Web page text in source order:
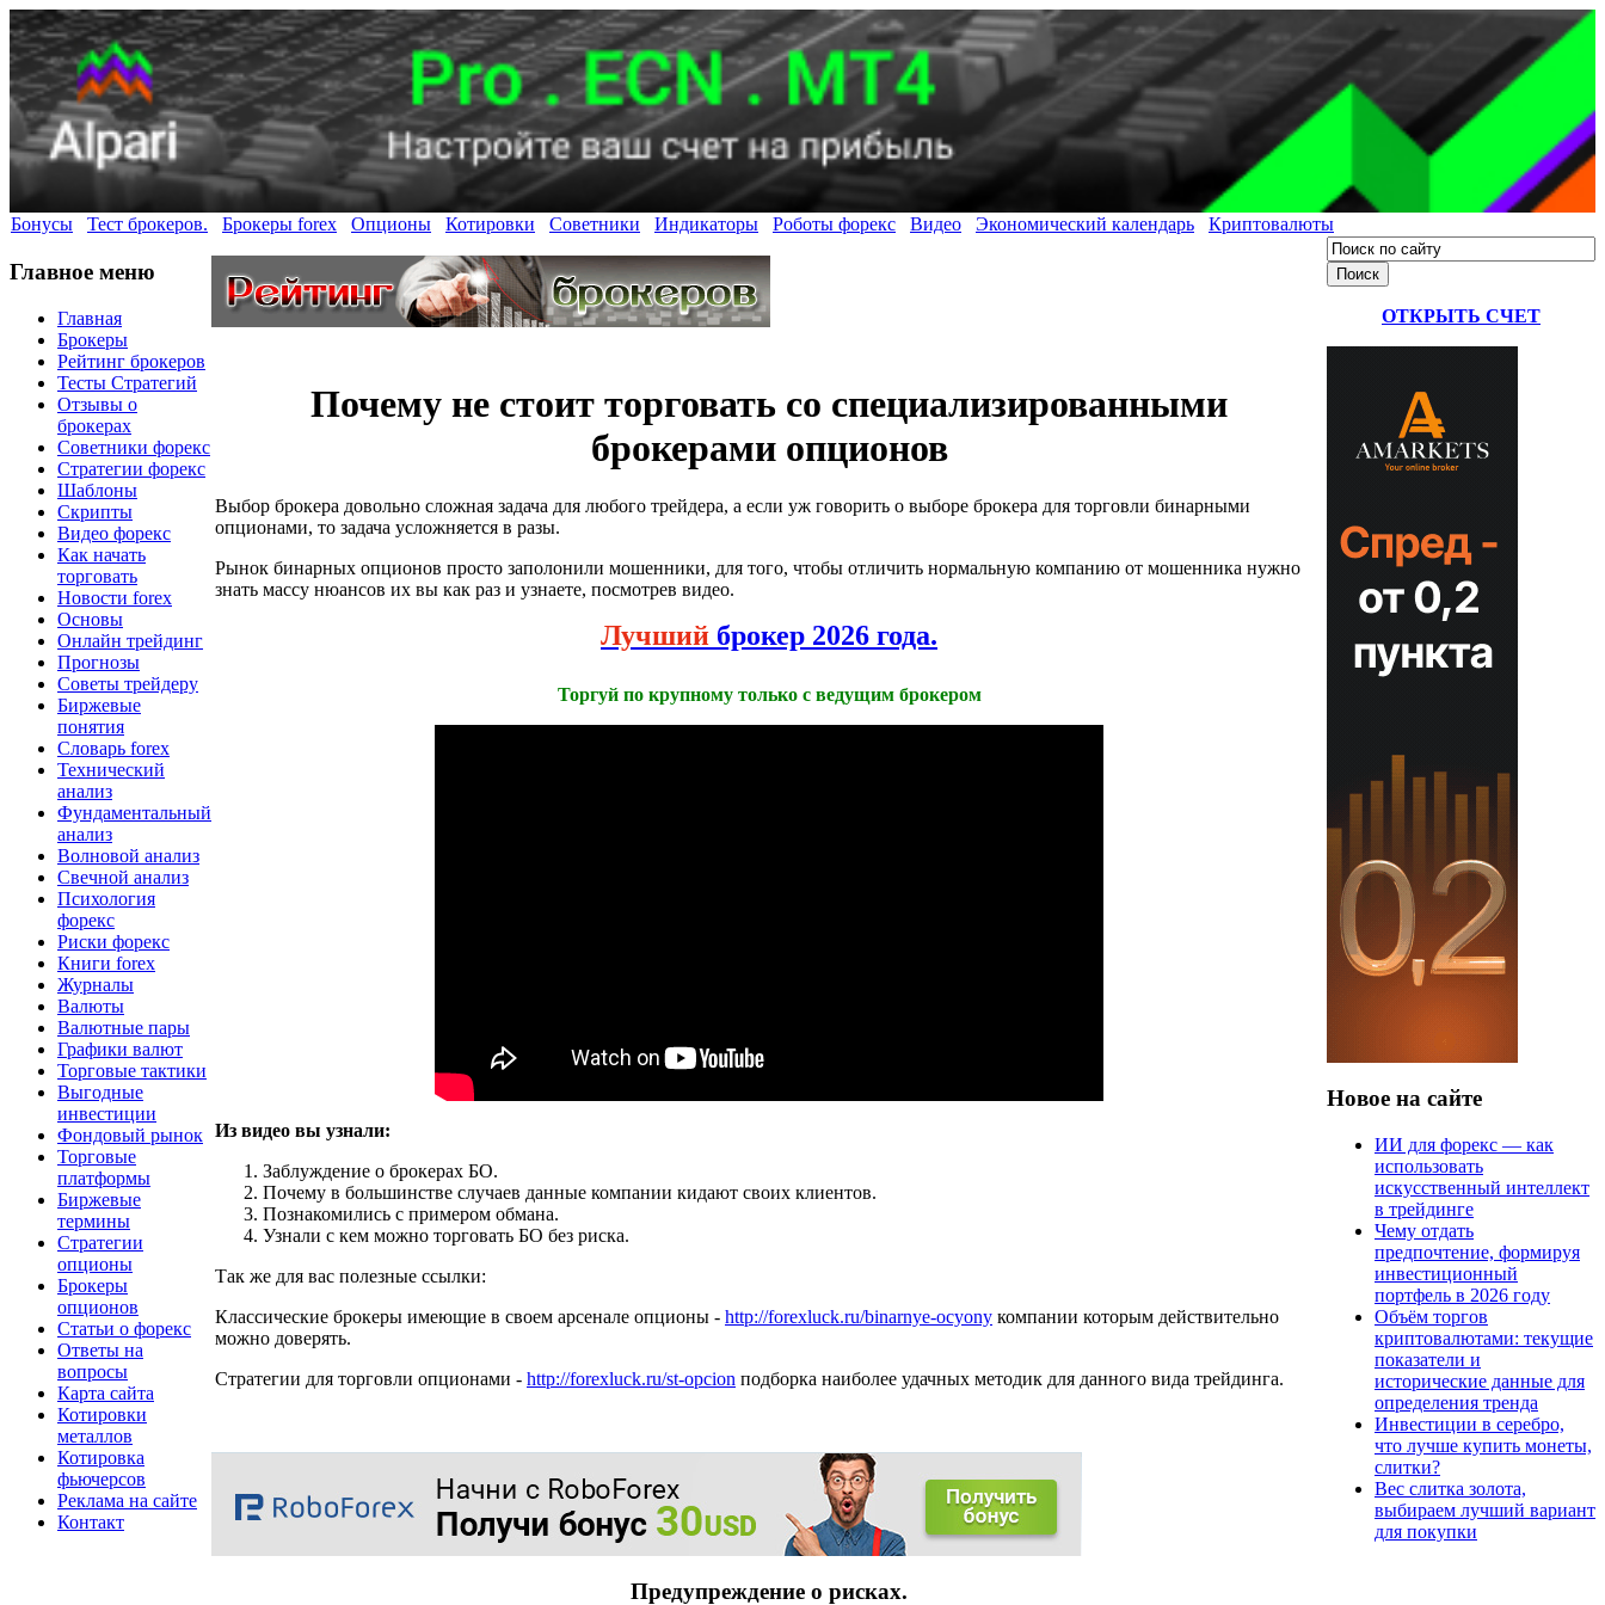
Бонусы Тест брокеров. Брокеры forex Опционы Котировки Советники Индикаторы Роботы форекс Видео Экономический календарь Криптовалюты
Главное меню
Главная
Брокеры
Рейтинг брокеров
Тесты Стратегий
Отзывы о
брокерах
Советники форекс
Стратегии форекс
Шаблоны
Скрипты
Видео форекс
Как начать
торговать
Новости forex
Основы
Онлайн трейдинг
Прогнозы
Советы трейдеру
Биржевые
понятия
Словарь forex
Технический
анализ
Фундаментальный
анализ
Волновой анализ
Свечной анализ
Психология
форекс
Риски форекс
Книги forex
Журналы
Валюты
Валютные пары
Графики валют
Торговые тактики
Выгодные
инвестиции
Фондовый рынок
Торговые
платформы
Биржевые
термины
Стратегии
опционы
Брокеры
опционов
Статьи о форекс
Ответы на
вопросы
Карта сайта
Котировки
металлов
Котировка
фьючерсов
Реклама на сайте
Контакт
Почему не стоит торговать со специализированными
брокерами опционов
Выбор брокера довольно сложная задача для любого трейдера, а если уж говорить о выборе брокера для торговли бинарными
опционами, то задача усложняется в разы.
Рынок бинарных опционов просто заполонили мошенники, для того, чтобы отличить нормальную компанию от мошенника нужно
знать массу нюансов их вы как раз и узнаете, посмотрев видео.
Лучший брокер 2026 года.
Торгуй по крупному только с ведущим брокером
Из видео вы узнали:
Заблуждение о брокерах БО.
Почему в большинстве случаев данные компании кидают своих клиентов.
Познакомились с примером обмана.
Узнали с кем можно торговать БО без риска.
Так же для вас полезные ссылки:
Классические брокеры имеющие в своем арсенале опционы - http://forexluck.ru/binarnye-ocyony компании которым действительно
можно доверять.
Стратегии для торговли опционами - http://forexluck.ru/st-opcion подборка наиболее удачных методик для данного вида трейдинга.
Предупреждение о рисках.
ОТКРЫТЬ СЧЕТ
Новое на сайте
ИИ для форекс — как
использовать
искусственный интеллект
в трейдинге
Чему отдать
предпочтение, формируя
инвестиционный
портфель в 2026 году
Объём торгов
криптовалютами: текущие
показатели и
исторические данные для
определения тренда
Инвестиции в серебро,
что лучше купить монеты,
слитки?
Вес слитка золота,
выбираем лучший вариант
для покупки